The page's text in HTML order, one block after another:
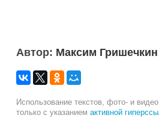
Автор: Максим Гришечкин
Использование текстов, фото- и
только с указанием активной